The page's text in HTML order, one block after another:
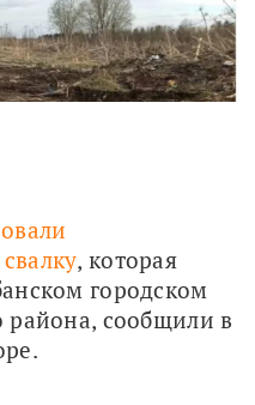
, которая
городском
района, сообщили в